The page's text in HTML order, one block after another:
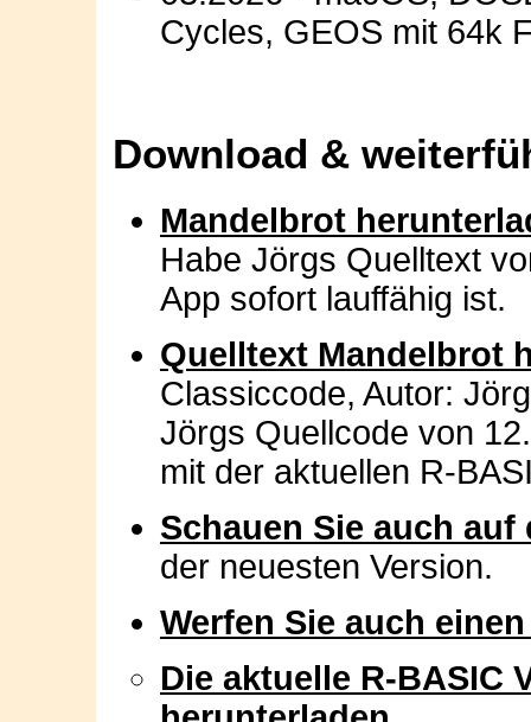
Cycles, GEOS mit 64k
Download &
Mandelbrot
Habe Jörgs Quelltext
App sofort lauffähig ist.
Quelltext Mandelbrot
Classiccode, Autor:
Jörgs Quellcode von
mit der aktuellen R-
Schauen Sie auch
der neuesten Version.
Werfen Sie auch
Die aktuelle R-BASIC